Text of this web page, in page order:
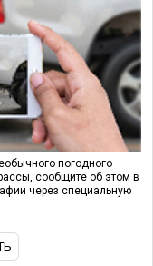
погодного
сообщите об этом в
через специальную